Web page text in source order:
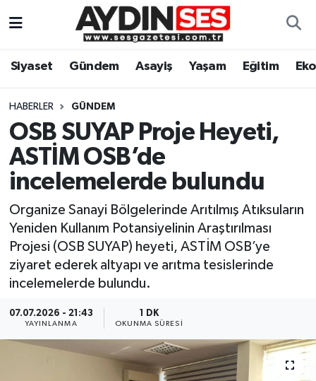
Siyaset Gündem Asayiş Yaşam Eğitim
HABERLER GÜNDEM
OSB SUYAP Proje Heyeti,
ASTİM OSB’de
incelemelerde bulundu
Organize Sanayi Bölgelerinde Arıtılmış Atıksuların
Yeniden Kullanım Potansiyelinin Araştırılması
Projesi (OSB SUYAP) heyeti, ASTİM OSB’ye
ziyaret ederek altyapı ve arıtma tesislerinde
incelemelerde bulundu.
07.07.2026 - 21:43
YAYINLANMA
1 DK
OKUNMA SÜRESI
Gündem
Siyaset
Ekonomi
Eğitim
Kültür Sanat
Aydın Hava Durumu
Aydin Namaz Vakitleri
Aydın Trafik Yoğunluk Haritası
Tüm Manşetler
Son Dakika Haberleri
Haber Arşivi